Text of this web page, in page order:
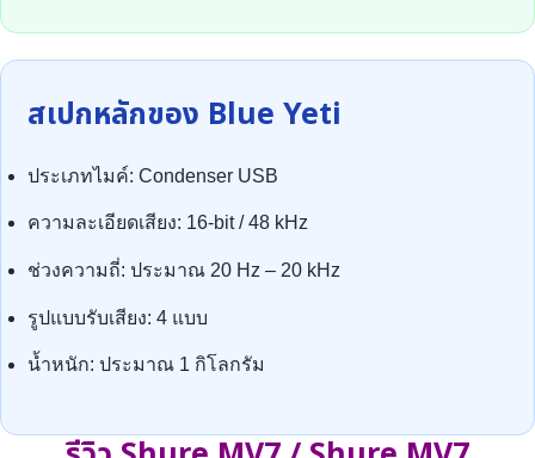
สเปกหลักของ Blue Yeti
ประเภทไมค์: Condenser USB
ความละเอียดเสียง: 16-bit / 48 kHz
ช่วงความถี่: ประมาณ 20 Hz – 20 kHz
รูปแบบรับเสียง: 4 แบบ
น้ำหนัก: ประมาณ 1 กิโลกรัม